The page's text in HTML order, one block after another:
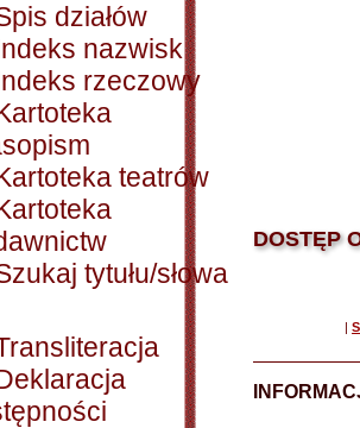
działów
nazwisk
rzeczowy
teatrów
tytułu/słowa
DOSTĘP
|